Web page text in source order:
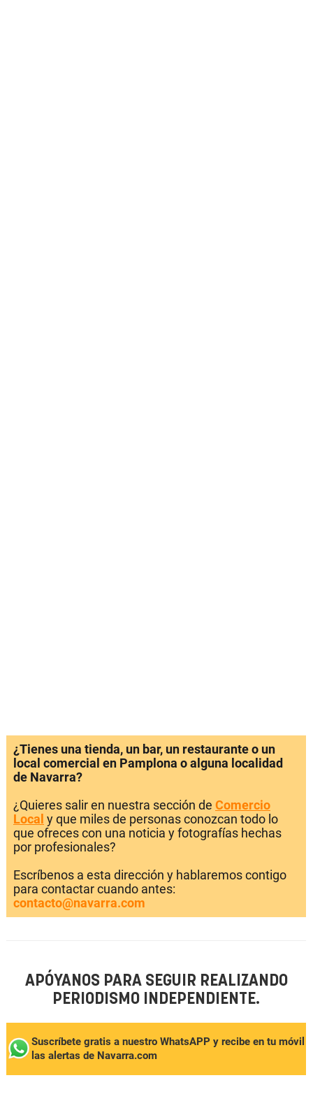
¿Tienes una tienda, un bar, un restaurante o un
local comercial en Pamplona o alguna localidad
de Navarra?
¿Quieres salir en nuestra sección de Comercio
Local y que miles de personas conozcan todo lo
que ofreces con una noticia y fotografías hechas
por profesionales?
Escríbenos a esta dirección y hablaremos contigo
para contactar cuando antes:
contacto@navarra.com
APÓYANOS PARA SEGUIR REALIZANDO
PERIODISMO INDEPENDIENTE.
Suscríbete gratis a nuestro WhatsAPP y recibe en tu móvil
las alertas de Navarra.com